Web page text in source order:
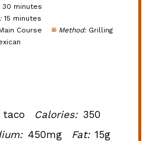
30 minutes
15 minutes
Course Method: Grilling
taco Calories: 350
450mg Fat: 15g